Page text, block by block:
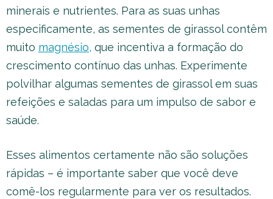
minerais e nutrientes. Para as suas unhas
especificamente, as sementes de girassol contêm
muito magnésio, que incentiva a formação do
crescimento contínuo das unhas. Experimente
polvilhar algumas sementes de girassol em suas
refeições e saladas para um impulso de sabor e
saúde.
Esses alimentos certamente não são soluções
rápidas – é importante saber que você deve
comê-los regularmente para ver os resultados.